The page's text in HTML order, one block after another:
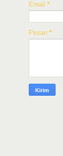
Email *
Pesan *